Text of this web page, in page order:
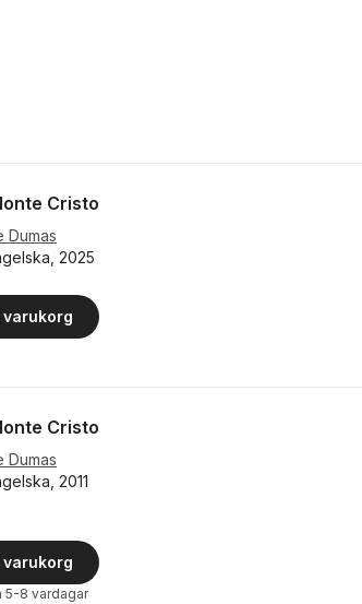
Cristo
Dumas
2025
varukorg
Cristo
Dumas
2011
Totalt antal röster:
varukorg
5-8 vardagar